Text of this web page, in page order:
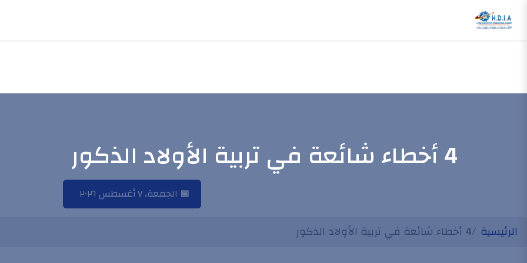
4 أخطاء شائعة في تربية الأولاد الذكور
📅 الجمعة، ٧ أغسطس ٢٠٢٦
الرئيسية 4 أخطاء شائعة في تربية الأولاد الذكور